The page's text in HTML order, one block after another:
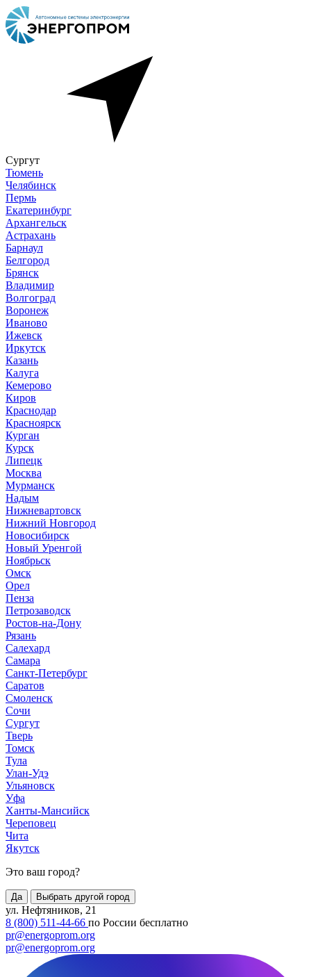
Сургут
Тюмень
Челябинск
Пермь
Екатеринбург
Архангельск
Астрахань
Барнаул
Белгород
Брянск
Владимир
Волгоград
Воронеж
Иваново
Ижевск
Иркутск
Казань
Калуга
Кемерово
Киров
Краснодар
Красноярск
Курган
Курск
Липецк
Москва
Мурманск
Надым
Нижневартовск
Нижний Новгород
Новосибирск
Новый Уренгой
Ноябрьск
Омск
Орел
Пенза
Петрозаводск
Ростов-на-Дону
Рязань
Салехард
Самара
Санкт-Петербург
Саратов
Смоленск
Сочи
Сургут
Тверь
Томск
Тула
Улан-Удэ
Ульяновск
Уфа
Ханты-Мансийск
Череповец
Чита
Якутск
Это ваш город?
Да Выбрать другой город
ул. Нефтяников, 21
8 (800) 511-44-66 по России бесплатно
pr@energoprom.org
pr@energoprom.org